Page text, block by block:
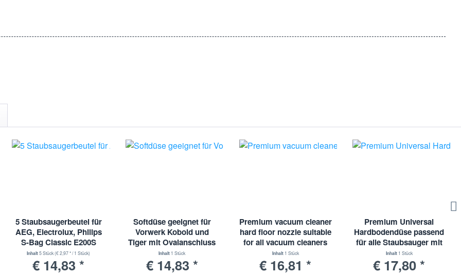
5 Staubsaugerbeutel für
AEG, Electrolux, Philips
S-Bag Classic E200S
Inhalt5 Stück(€ 2,97 * / 1 Stück)
€ 14,83 *
Softdüse geeignet für
Vorwerk Kobold und
Tiger mit Ovalanschluss
Inhalt 1 Stück
€ 14,83 *
Premium vacuum cleaner
hard floor nozzle suitable
for all vacuum cleaners
with 35mm connection
Inhalt 1 Stück
€ 16,81 *
Premium Universal
Hardbodendüse passend
für alle Staubsauger mit
32 - 38 mm Anschluss
Inhalt 1 Stück
€ 17,80 *